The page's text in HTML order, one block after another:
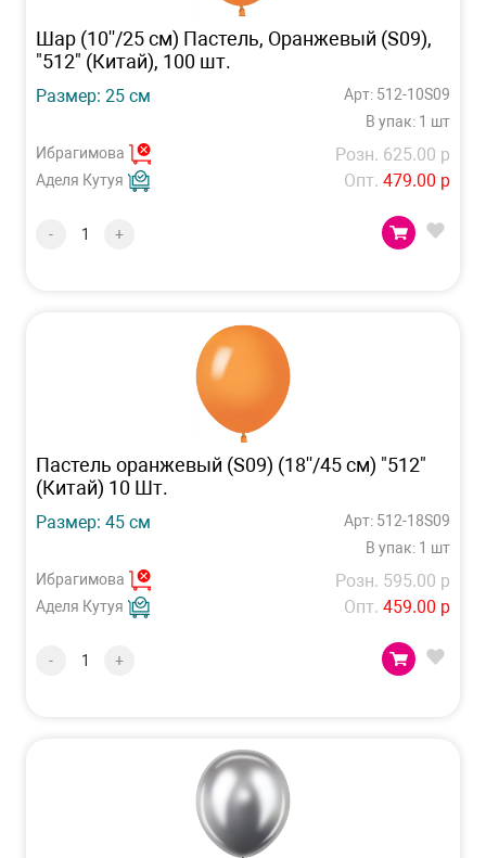
Шар (10''/25 см) Пастель, Оранжевый (S09),
"512" (Китай), 100 шт.
Размер: 25 см
Арт: 512-10S09
В упак: 1 шт
Ибрагимова
Аделя Кутуя
Розн. 625.00 р
Опт. 479.00 р
- +
Пастель оранжевый (S09) (18''/45 см) "512"
(Китай) 10 Шт.
Размер: 45 см
Арт: 512-18S09
В упак: 1 шт
Ибрагимова
Аделя Кутуя
Розн. 595.00 р
Опт. 459.00 р
- +